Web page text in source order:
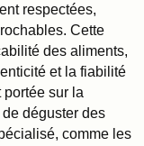
respectées,
Cette
des aliments,
et la fiabilité
portée sur la
déguster des
comme les